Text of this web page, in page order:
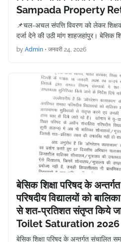
Sampada Property
📌चल-अचल संपत्ति विवरण को लेकर
दर्जा देने की उठी मांग शाहजहांपुर। बेसिक
by Admin • जनवरी 24, 2026
बेसिक शिक्षा परिषद के
परिषदीय विद्यालयों को
से शत-प्रतिशत संतृप्त किये
Toilet Saturation 2026
बेसिक शिक्षा परिषद के अन्तर्गत संचालित